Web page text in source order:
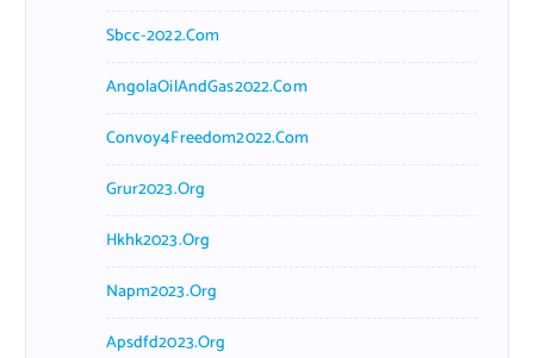
Sbcc-2022.com
AngolaOilAndGas2022.com
Convoy4Freedom2022.com
Grur2023.org
Hkhk2023.org
Napm2023.org
Apsdfd2023.org